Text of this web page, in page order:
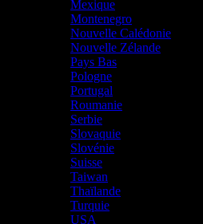
Mexique
Montenegro
Nouvelle Calédonie
Nouvelle Zélande
Pays Bas
Pologne
Portugal
Roumanie
Serbie
Slovaquie
Slovénie
Suisse
Taiwan
Thaïlande
Turquie
USA